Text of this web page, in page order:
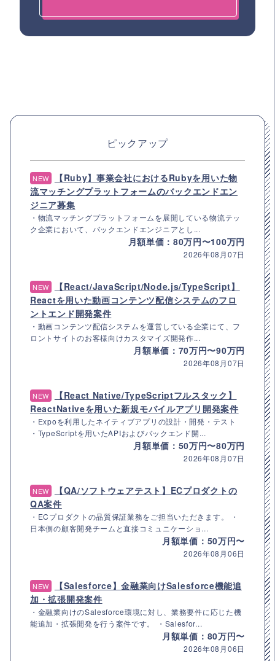
ピックアップ
NEW
【Ruby】事業会社におけるRubyを用いた物
流マッチングプラットフォームのバックエンドエン
ジニア募集
・物流マッチングプラットフォームを展開している物流テッ
ク企業において、バックエンドエンジニアとし...
月額単価：80万円〜100万円
2026年08月07日
NEW
【React/JavaScript/Node.js/TypeScript】
Reactを用いた動画コンテンツ配信システムのフロ
ントエンド開発案件
・動画コンテンツ配信システムを運営している企業にて、フ
ロントサイトのお客様向けカスタマイズ開発作...
月額単価：70万円〜90万円
2026年08月07日
NEW
【React Native/TypeScriptフルスタック】
ReactNativeを用いた新規モバイルアプリ開発案件
・Expoを利用したネイティブアプリの設計・開発・テスト
・TypeScriptを用いたAPIおよびバックエンド開...
月額単価：50万円〜80万円
2026年08月07日
NEW
【QA/ソフトウェアテスト】ECプロダクトの
QA案件
・ECプロダクトの品質保証業務をご担当いただきます。 ・
日本側の顧客開発チームと直接コミュニケーショ...
月額単価：50万円〜
2026年08月06日
NEW
【Salesforce】金融業向けSalesforce機能追
加・拡張開発案件
・金融業向けのSalesforce環境に対し、業務要件に応じた機
能追加・拡張開発を行う案件です。 ・Salesfor...
月額単価：80万円〜
2026年08月06日